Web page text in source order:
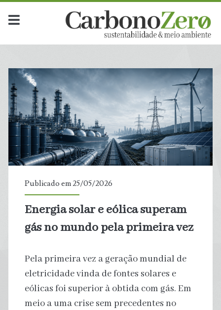
Mês:
<span>maio
2026</span>
Publicado em 25/05/2026
Energia solar e eólica superam
gás no mundo pela primeira vez
Pela primeira vez a geração mundial de
eletricidade vinda de fontes solares e
eólicas foi superior à obtida com gás. Em
meio a uma crise sem precedentes no